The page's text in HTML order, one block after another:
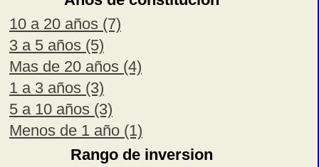
10 a 20 años (7)
3 a 5 años (5)
Mas de 20 años (4)
1 a 3 años (3)
5 a 10 años (3)
Menos de 1 año (1)
Rango de inversion